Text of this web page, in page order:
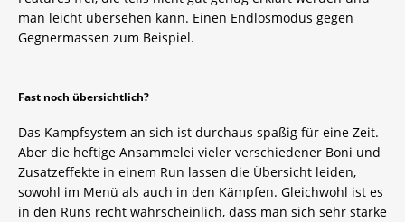
man leicht übersehen kann. Einen Endlosmodus gegen
Gegnermassen zum Beispiel.
Fast noch übersichtlich?
Das Kampfsystem an sich ist durchaus spaßig für eine Zeit.
Aber die heftige Ansammelei vieler verschiedener Boni und
Zusatzeffekte in einem Run lassen die Übersicht leiden,
sowohl im Menü als auch in den Kämpfen. Gleichwohl ist es
in den Runs recht wahrscheinlich, dass man sich sehr starke